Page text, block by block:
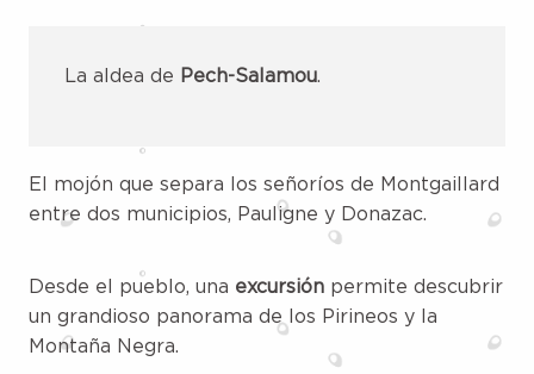
La aldea de Pech-Salamou.
El mojón que separa los señoríos de Montgaillard
entre dos municipios, Pauligne y Donazac.
Desde el pueblo, una excursión permite descubrir
un grandioso panorama de los Pirineos y la
Montaña Negra.